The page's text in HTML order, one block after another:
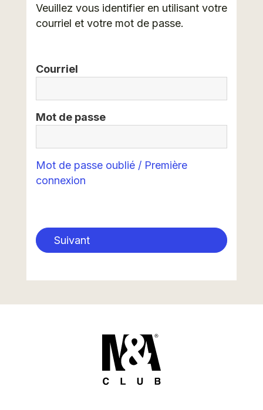
Veuillez vous identifier en utilisant votre
courriel et votre mot de passe.
Courriel
Mot de passe
Mot de passe oublié / Première
connexion